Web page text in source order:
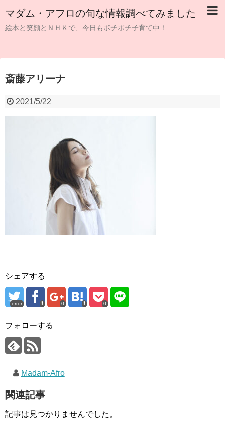
マダム・アフロの旬な情報調べてみました
絵本と笑顔とＮＨＫで、今日もボチボチ子育て中！
斎藤アリーナ
2021/5/22
シェアする
error 0 0
フォローする
Madam-Afro
関連記事
記事は見つかりませんでした。